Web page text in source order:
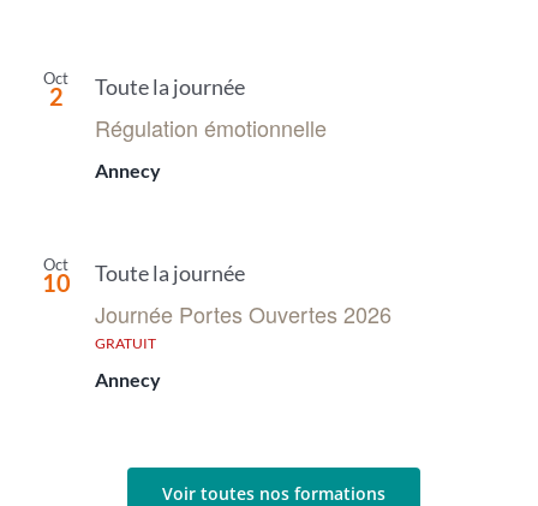
Oct
2 Toute la journée
Régulation émotionnelle
Annecy
Oct
10 Toute la journée
Journée Portes Ouvertes 2026
GRATUIT
Annecy
Voir toutes nos formations